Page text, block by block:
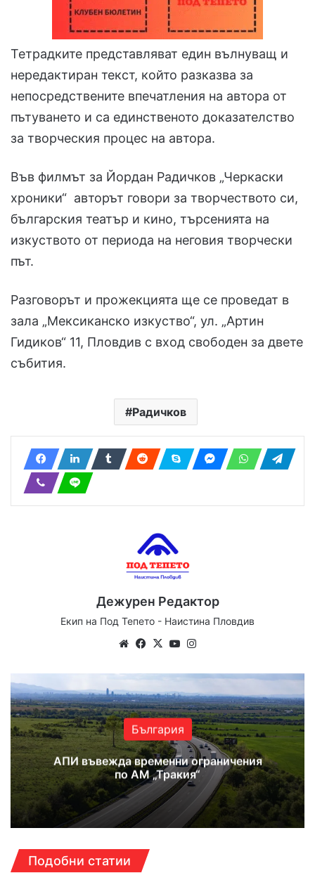
Тетрадките представляват един вълнуващ и
нередактиран текст, който разказва за
непосредствените впечатления на автора от
пътуването и са единственото доказателство
за творческия процес на автора.
Във филмът за Йордан Радичков „Черкаски
хроники“ авторът говори за творчеството си,
българския театър и кино, търсенията на
изкуството от периода на неговия творчески
път.
Разговорът и прожекцията ще се проведат в
зала „Мексиканско изкуство“, ул. „Артин
Гидиков“ 11, Пловдив с вход свободен за двете
събития.
Радичков
Дежурен Редактор
Екип на Под Тепето - Наистина Пловдив
We
te
Fa
bo
ok
X
Yo
ub
e
ra
m
България
АПИ въвежда временни ограничения
по АМ „Тракия“
Подобни статии